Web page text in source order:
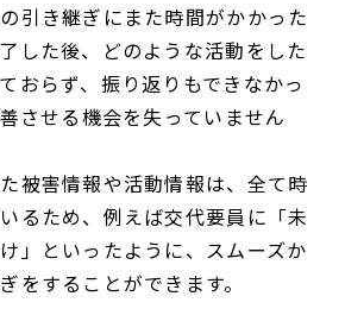
引き継ぎにまた時間がかかった
した後、どのような活動をした
おらず、振り返りもできなかっ
させる機会を失っていません
被害情報や活動情報は、全て時
るため、例えば交代要員に「未
」といったように、スムーズか
をすることができます。